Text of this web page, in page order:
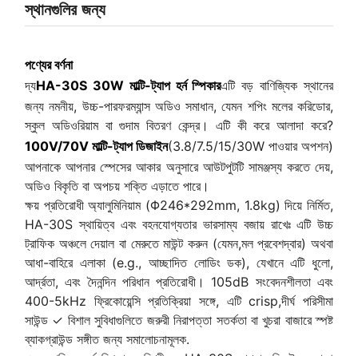
স্থানগুলির জন্য
পণ্যের বর্ণনা
দ্যHA-30S 30W মাল্টি-ট্যাপ হর্ন স্পিকারএটি বড় বাণিজ্যিক স্থানের
জন্য নমনীয়, উচ্চ-পারফরম্যান্স অডিও সমাধান, যেমন শপিং মলের করিডোর,
স্কুল অডিওরিয়াম বা গুদাম বিতরণ কেন্দ্র। এটি কী করে আলাদা করে?
100V/70V মাল্টি-ট্যাপ ডিজাইন(3.8/7.5/15/30W পাওয়ার অপশন)
আপনাকে আপনার স্পেসের আকার অনুসারে আউটপুটটি সামঞ্জস্য করতে দেয়,
অডিও বিকৃতি বা অপচয় শক্তি এড়াতে পারে।
ক্ষয় প্রতিরোধী অ্যালুমিনিয়াম (Φ246*292mm, 1.8kg) দিয়ে নির্মিত,
HA-30S স্থায়িত্ব এবং বহনযোগ্যতার ভারসাম্য বজায় রাখেঃ এটি উচ্চ
ট্রাফিক অঞ্চলে দেয়াল বা মেরুতে মাউন্ট করুন (যেমন,মল প্রবেশদ্বার) অথবা
আধা-বাহিরে এলাকা (e.g., আচ্ছাদিত লোডিং ডক), যেখানে এটি ধুলো,
আর্দ্রতা, এবং দৈনন্দিন পরিধান প্রতিরোধী। 105dB সংবেদনশীলতা এবং
400-5kHz ফ্রিকোয়েন্সি প্রতিক্রিয়া সঙ্গে, এটি crisp,দীর্ঘ পরিসীমা
সাউন্ড ✓ বিশাল সুবিধাগুলিতে জরুরী নিরাপত্তা সতর্কতা বা খুচরা বাজারে স্পষ্ট
ব্যাকগ্রাউন্ড সঙ্গীত জন্য সমালোচনামূলক.